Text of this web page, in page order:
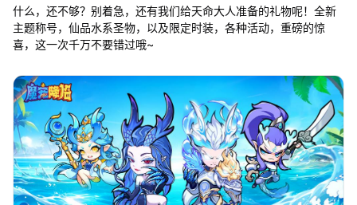
什么，还不够？别着急，还有我们给天命大人准备的礼物呢！全新
主题称号，仙品水系圣物，以及限定时装，各种活动，重磅的惊
喜，这一次千万不要错过哦~